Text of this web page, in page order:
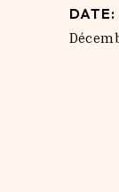
DATE: